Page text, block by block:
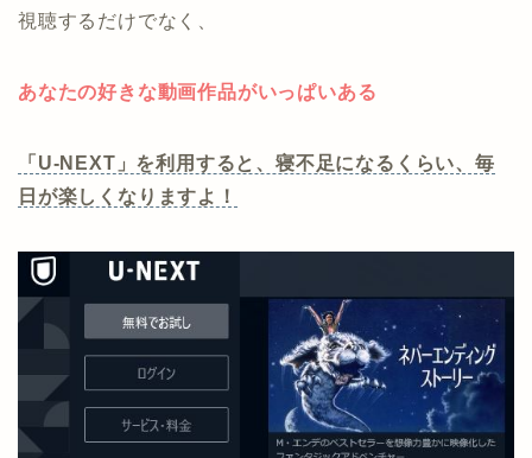
視聴するだけでなく、
あなたの好きな動画作品がいっぱいある
「U-NEXT」を利用すると、寝不足になるくらい、毎
日が楽しくなりますよ！